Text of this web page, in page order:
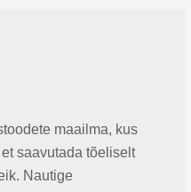
maailma, kus
saavutada tõeliselt
Nautige